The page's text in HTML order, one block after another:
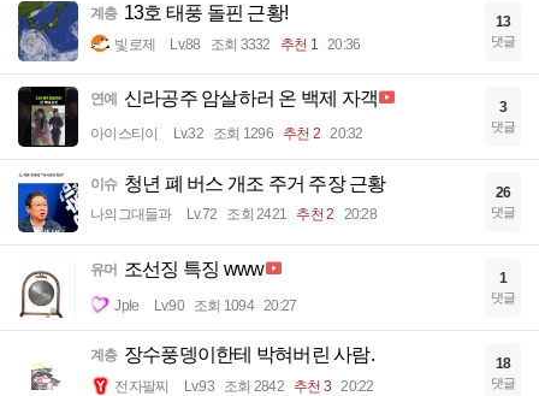
계층 13호 태풍 돌핀 근황!
빛로제 Lv.88 조회 3332 추천 1 20:36
13
댓글
연예 신라공주 암살하러 온 백제 자객
아이스티이 Lv.32 조회 1296 추천 2 20:32
3
댓글
이슈 청년 폐 버스 개조 주거 주장 근황
나의그대들과 Lv.72 조회 2421 추천 2 20:28
26
댓글
유머 조선징 특징 www
Jple Lv.90 조회 1094 20:27
1
댓글
계층 장수풍뎅이한테 박혀버린 사람.
전자팔찌 Lv.93 조회 2842 추천 3 20:22
18
댓글